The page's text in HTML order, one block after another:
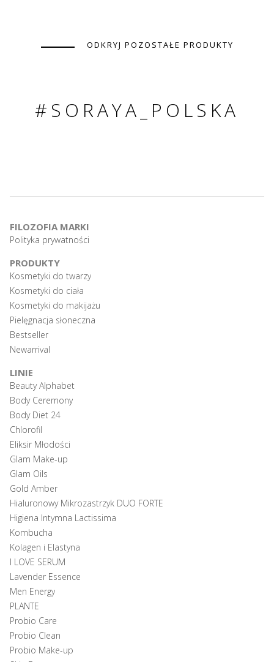
ODKRYJ POZOSTAŁE PRODUKTY
#SORAYA_POLSKA
FILOZOFIA MARKI
Polityka prywatności
PRODUKTY
Kosmetyki do twarzy
Kosmetyki do ciała
Kosmetyki do makijażu
Pielęgnacja słoneczna
Bestseller
Newarrival
LINIE
Beauty Alphabet
Body Ceremony
Body Diet 24
Chlorofil
Eliksir Młodości
Glam Make-up
Glam Oils
Gold Amber
Hialuronowy Mikrozastrzyk DUO FORTE
Higiena Intymna Lactissima
Kombucha
Kolagen i Elastyna
I LOVE SERUM
Lavender Essence
Men Energy
PLANTE
Probio Care
Probio Clean
Probio Make-up